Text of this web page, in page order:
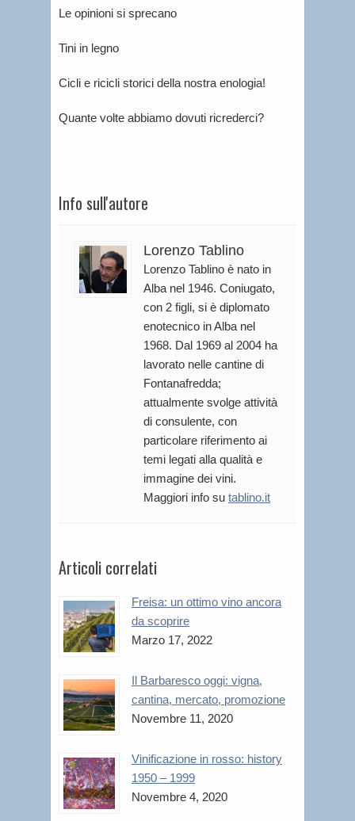
Le opinioni si sprecano
Tini in legno
Cicli e ricicli storici della nostra enologia!
Quante volte abbiamo dovuti ricrederci?
Info sull'autore
Lorenzo Tablino
Lorenzo Tablino è nato in
Alba nel 1946. Coniugato,
con 2 figli, si è diplomato
enotecnico in Alba nel
1968. Dal 1969 al 2004 ha
lavorato nelle cantine di
Fontanafredda;
attualmente svolge attività
di consulente, con
particolare riferimento ai
temi legati alla qualità e
immagine dei vini.
Maggiori info su tablino.it
Articoli correlati
Freisa: un ottimo vino ancora
da scoprire
Marzo 17, 2022
Il Barbaresco oggi: vigna,
cantina, mercato, promozione
Novembre 11, 2020
Vinificazione in rosso: history
1950 – 1999
Novembre 4, 2020